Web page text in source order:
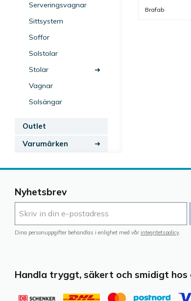
sig själv eller
Brafab
Serveringsvagnar
Sittsystem
Soffor
Solstolar
Stolar
Vagnar
Solsängar
Outlet
Varumärken
Nyhetsbrev
Dina personuppgifter behandlas i enlighet med vår integritetspolicy.
Handla tryggt, säkert och smidigt hos